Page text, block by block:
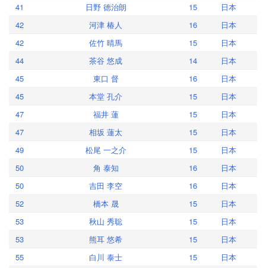
41
日野 徳治朗 15
日本
42
河津 椿人 16
日本
42
佐竹 晴馬 15
日本
44
茶谷 悠成 14
日本
45
東口 督 16
日本
45
本堂 孔介 15
日本
47
福井 蓮 15
日本
47
相坂 蓮太 15
日本
49
松尾 一之介 15
日本
50
角 泰知 16
日本
50
吉田 李空 16
日本
52
橋本 晟 15
日本
53
秋山 秀聡 15
日本
53
熊耳 悠希 15
日本
55
白川 泰士 15
日本